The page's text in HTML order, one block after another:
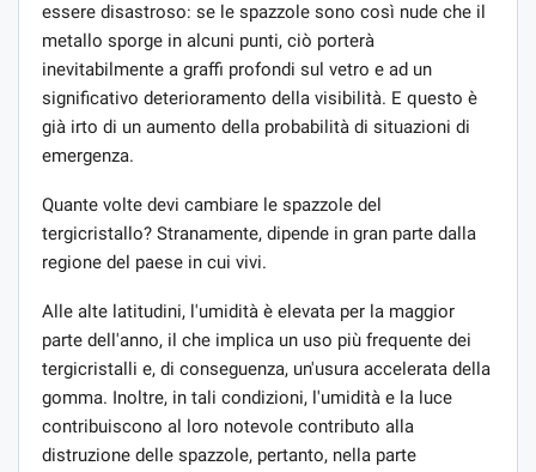
essere disastroso: se le spazzole sono così nude che il
metallo sporge in alcuni punti, ciò porterà
inevitabilmente a graffi profondi sul vetro e ad un
significativo deterioramento della visibilità. E questo è
già irto di un aumento della probabilità di situazioni di
emergenza.
Quante volte devi cambiare le spazzole del
tergicristallo? Stranamente, dipende in gran parte dalla
regione del paese in cui vivi.
Alle alte latitudini, l'umidità è elevata per la maggior
parte dell'anno, il che implica un uso più frequente dei
tergicristalli e, di conseguenza, un'usura accelerata della
gomma. Inoltre, in tali condizioni, l'umidità e la luce
contribuiscono al loro notevole contributo alla
distruzione delle spazzole, pertanto, nella parte